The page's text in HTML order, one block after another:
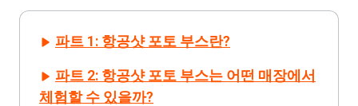
파트 1: 항공샷 포토 부스란?
파트 2: 항공샷 포토 부스는 어떤 매장에서
체험할 수 있을까?